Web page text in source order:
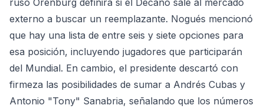
externo a buscar un reemplazante. Nogués mencionó
que hay una lista de entre seis y siete opciones para
esa posición, incluyendo jugadores que participarán
del Mundial. En cambio, el presidente descartó con
firmeza las posibilidades de sumar a Andrés Cubas y
Antonio "Tony" Sanabria, señalando que los números